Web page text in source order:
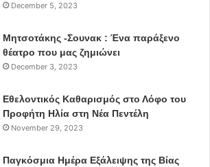
December 5, 2023
Μητσοτάκης -Σουνακ : Ένα παράξενο
θέατρο που μας ζημιώνει
December 3, 2023
Εθελοντικός Καθαρισμός στο Λόφο του
Προφήτη Ηλία στη Νέα Πεντέλη
November 29, 2023
Παγκόσμια Ημέρα Εξάλειψης της Βίας